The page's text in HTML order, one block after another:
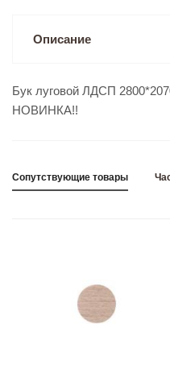
Описание
Бук луговой ЛДСП
НОВИНКА!!
Сопутствующие товары